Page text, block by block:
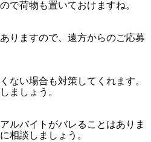
で荷物も置いておけますね。
りますので、遠方からのご応募
ない場合も対策してくれます。
ましょう。
ルバイトがバレることはありま
相談しましょう。